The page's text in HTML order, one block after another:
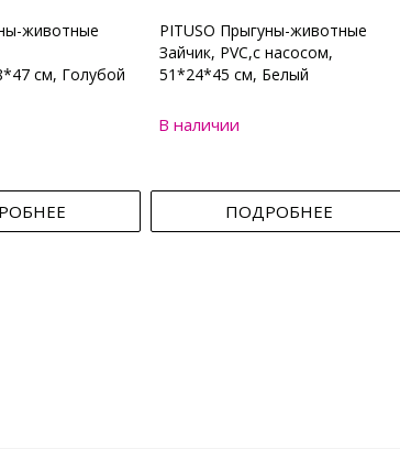
животные
см, Голубой
PITUSO Прыгуны-животные
Зайчик, PVC,с насосом,
51*24*45 см, Белый
В наличии
ПОДРОБНЕЕ